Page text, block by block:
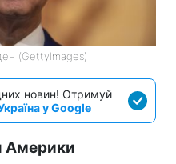
(GettyImages)
новин! Отримуй
у Google
Америки